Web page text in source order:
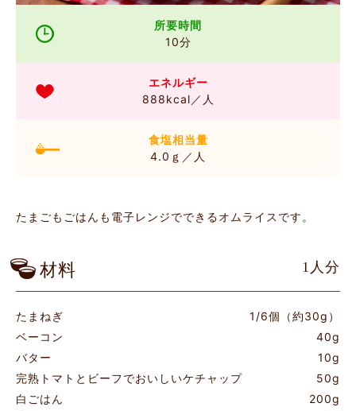
所要時間
10分
エネルギー
888kcal／人
食塩相当量
4.0ｇ／人
たまごもごはんも電子レンジでできるオムライスです。
材料 1人分
たまねぎ
1/6個（約30g）
ベーコン
40g
バター
10g
完熟トマトとビーフでおいしいケチャップ
50g
白ごはん
200g